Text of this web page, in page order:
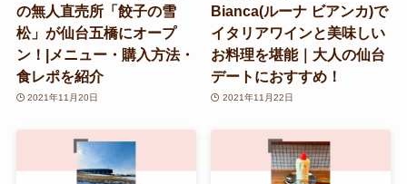
の無人直売所「餃子の雪
松」が仙台五橋にオープ
ン！|メニュー・購入方法・
食レポを紹介
2021年11月20日
Bianca(ルーナ ビアンカ)で
イタリアワインと美味しい
お料理を堪能｜大人の仙台
デートにおすすめ！
2021年11月22日